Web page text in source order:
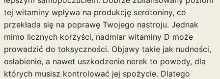
tej witaminy wpływa na produkcję serotoniny, co
przekłada się na poprawę Twojego nastroju. Jednak
mimo licznych korzyści, nadmiar witaminy D może
prowadzić do toksyczności. Objawy takie jak nudności,
osłabienie, a nawet uszkodzenie nerek to powody, dla
których musisz kontrolować jej spożycie. Dlatego